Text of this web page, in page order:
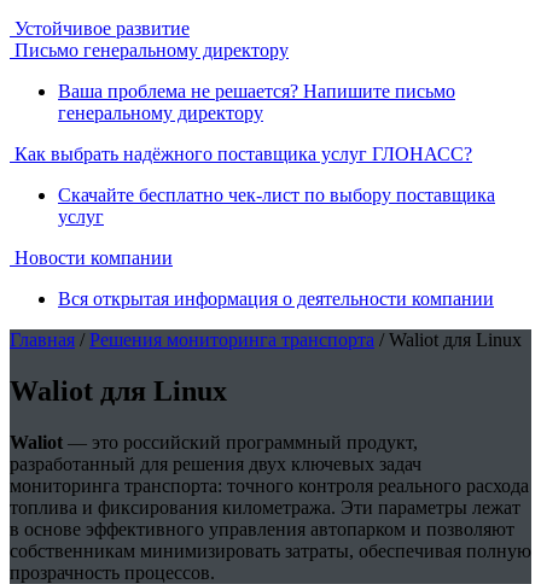
Устойчивое развитие
Письмо генеральному директору
Ваша проблема не решается? Напишите письмо
генеральному директору
Как выбрать надёжного поставщика услуг ГЛОНАСС?
Скачайте бесплатно чек-лист по выбору поставщика
услуг
Новости компании
Вся открытая информация о деятельности компании
Главная / Решения мониторинга транспорта / Waliot для Linux
Waliot для Linux
Waliot — это российский программный продукт,
разработанный для решения двух ключевых задач
мониторинга транспорта: точного контроля реального расхода
топлива и фиксирования километража. Эти параметры лежат
в основе эффективного управления автопарком и позволяют
собственникам минимизировать затраты, обеспечивая полную
прозрачность процессов.